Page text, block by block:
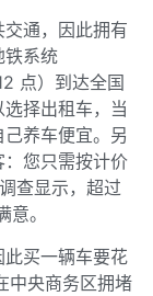
通，因此拥有
铁系统
点）到达全国
择出租车，当
养车便宜。另
您只需按计价
查显示，超过
。
买一辆车要花
中央商务区拥堵